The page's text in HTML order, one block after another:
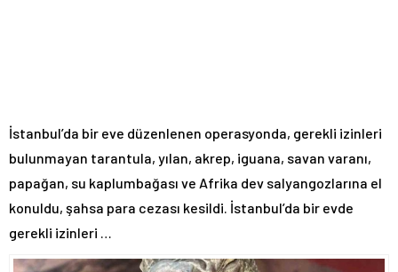
İstanbul’da bir eve düzenlenen operasyonda, gerekli izinleri
bulunmayan tarantula, yılan, akrep, iguana, savan varanı,
papağan, su kaplumbağası ve Afrika dev salyangozlarına el
konuldu, şahsa para cezası kesildi. İstanbul’da bir evde
gerekli izinleri …